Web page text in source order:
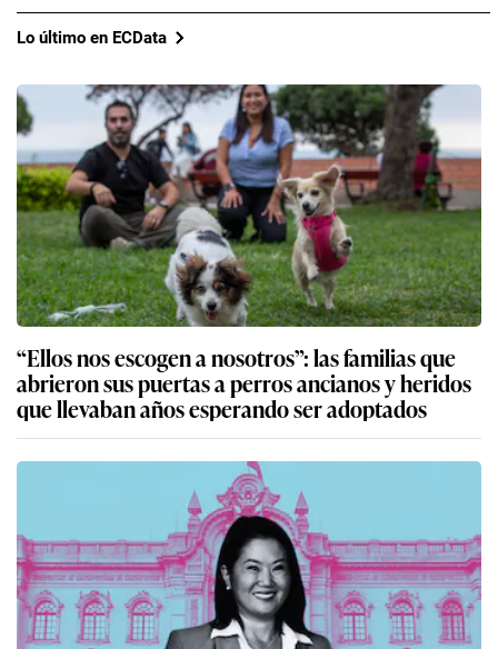
Lo último en ECData
“Ellos nos escogen a nosotros”: las familias que
abrieron sus puertas a perros ancianos y heridos
que llevaban años esperando ser adoptados